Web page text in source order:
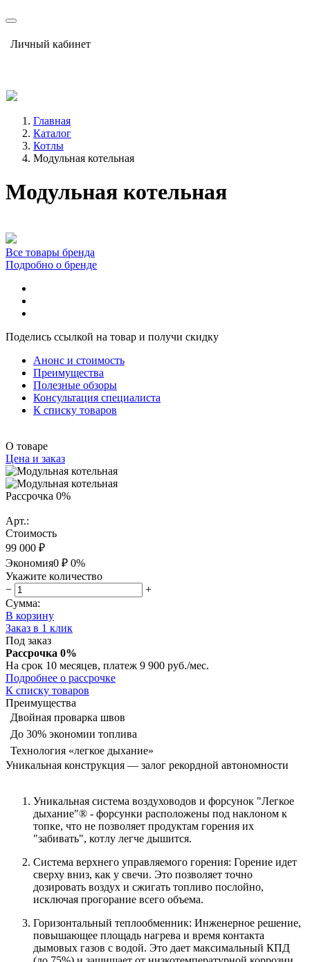
Личный кабинет
Главная
Каталог
Котлы
Модульная котельная
Модульная котельная
Все товары бренда
Подробно о бренде
Поделись ссылкой на товар и получи скидку
Анонс и стоимость
Преимущества
Полезные обзоры
Консультация специалиста
К списку товаров
О товаре
Цена и заказ
Рассрочка 0%
Арт.:
Стоимость
99 000 ₽
Экономия0 ₽ 0%
Укажите количество
−
+
Сумма:
В корзину
Заказ в 1 клик
Под заказ
Рассрочка 0%
На срок 10 месяцев, платеж 9 900 руб./мес.
Подробнее о рассрочке
К списку товаров
Преимущества
Двойная проварка швов
До 30% экономии топлива
Технология «легкое дыхание»
Уникальная конструкция — залог рекордной автономности
Уникальная система воздуховодов и форсунок "Легкое
дыхание"® - форсунки расположены под наклоном к
топке, что не позволяет продуктам горения их
"забивать", котлу легче дышится.
Система верхнего управляемого горения: Горение идет
сверху вниз, как у свечи. Это позволяет точно
дозировать воздух и сжигать топливо послойно,
исключая прогорание всего объема.
Горизонтальный теплообменник: Инженерное решение,
повышающее площадь нагрева и время контакта
дымовых газов с водой. Это дает максимальный КПД